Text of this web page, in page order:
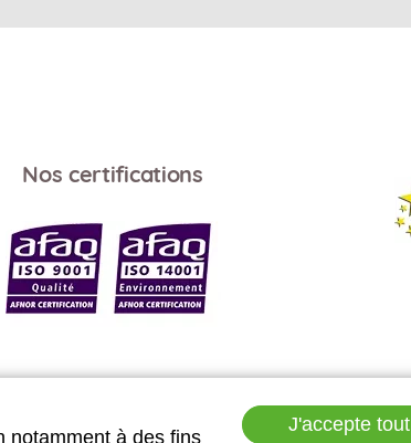
notamment à des fins
J'accepte tout
Nos certifications